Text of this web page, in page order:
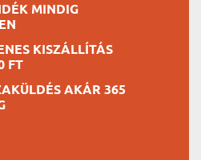
MINDIG
KISZÁLLÍTÁS
FT
AKÁR 365